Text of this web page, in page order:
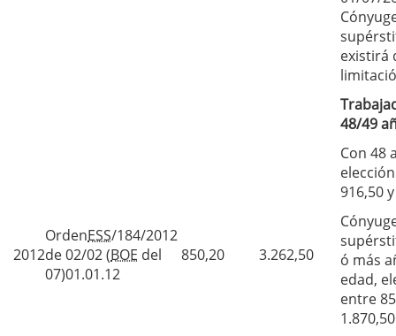
2012
OrdenESS/184/2012
de 02/02 (BOE del
07)01.01.12
850,20 3.262,50
existirá
48/49
Con 48
916,50
ó más
edad,
entre